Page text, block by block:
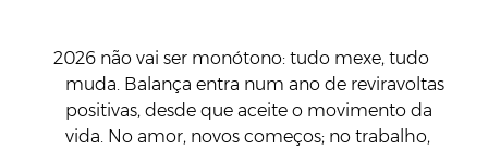
2026 não vai ser monótono: tudo mexe, tudo
muda. Balança entra num ano de reviravoltas
positivas, desde que aceite o movimento da
vida. No amor, novos começos; no trabalho,